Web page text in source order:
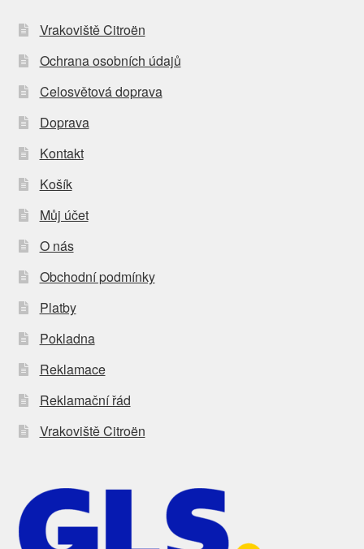
Vrakoviště Citroën
Ochrana osobních údajů
Celosvětová doprava
Doprava
Kontakt
Košík
Můj účet
O nás
Obchodní podmínky
Platby
Pokladna
Reklamace
Reklamační řád
Vrakoviště Citroën